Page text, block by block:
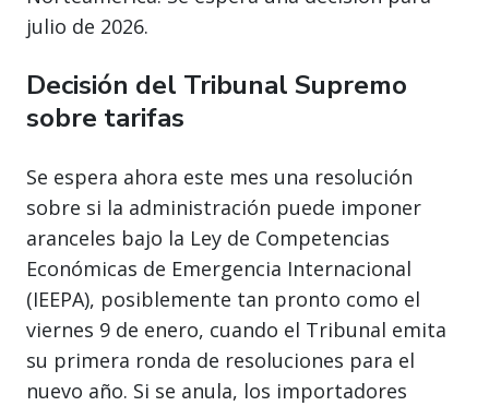
julio de 2026.
Decisión del Tribunal Supremo
sobre tarifas
Se espera ahora este mes una resolución
sobre si la administración puede imponer
aranceles bajo la Ley de Competencias
Económicas de Emergencia Internacional
(IEEPA), posiblemente tan pronto como el
viernes 9 de enero, cuando el Tribunal emita
su primera ronda de resoluciones para el
nuevo año. Si se anula, los importadores